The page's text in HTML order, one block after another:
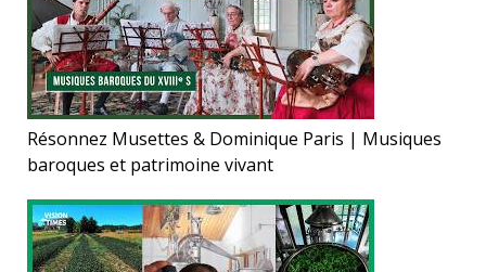
Résonnez Musettes & Dominique Paris | Musiques
baroques et patrimoine vivant